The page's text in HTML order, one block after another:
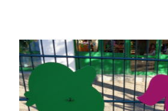
Laufzeit: